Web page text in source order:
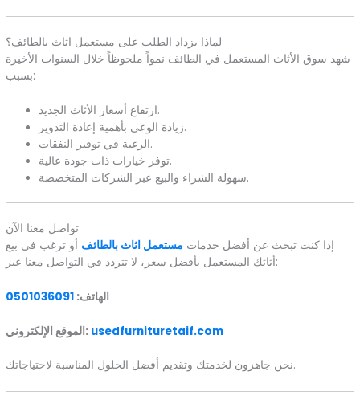
لماذا يزداد الطلب على مستعمل اثاث بالطائف؟
شهد سوق الأثاث المستعمل في الطائف نمواً ملحوظاً خلال السنوات الأخيرة
بسبب:
ارتفاع أسعار الأثاث الجديد.
زيادة الوعي بأهمية إعادة التدوير.
الرغبة في توفير النفقات.
توفر خيارات ذات جودة عالية.
سهولة الشراء والبيع عبر الشركات المتخصصة.
تواصل معنا الآن
إذا كنت تبحث عن أفضل خدمات مستعمل اثاث بالطائف أو ترغب في بيع
أثاثك المستعمل بأفضل سعر، لا تتردد في التواصل معنا عبر:
الهاتف: 0501036091
الموقع الإلكتروني: usedfurnituretaif.com
نحن جاهزون لخدمتك وتقديم أفضل الحلول المناسبة لاحتياجاتك.